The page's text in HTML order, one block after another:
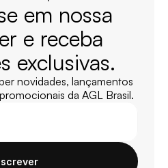
em nossa
e receba
exclusivas.
novidades, lançamentos
da AGL Brasil.